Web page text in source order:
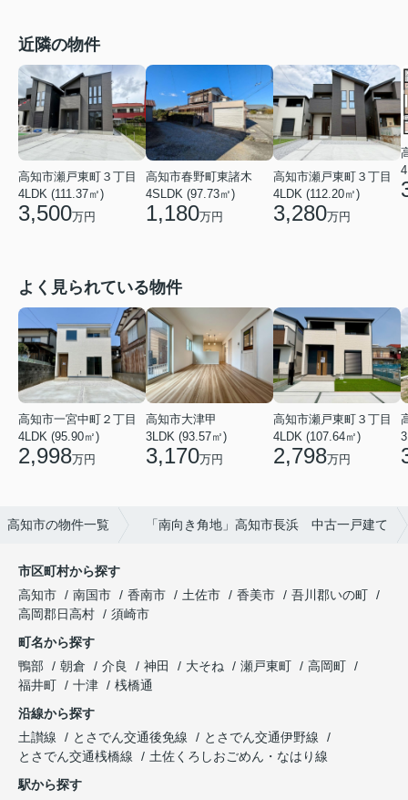
近隣の物件
高知市瀬戸東町３丁目
4LDK (111.37㎡)
3,500万円
高知市春野町東諸木
4SLDK (97.73㎡)
1,180万円
高知市瀬戸東町３丁目
4LDK (112.20㎡)
3,280万円
よく見られている物件
高知市一宮中町２丁目
4LDK (95.90㎡)
2,998万円
高知市大津甲
3LDK (93.57㎡)
3,170万円
高知市瀬戸東町３丁目
4LDK (107.64㎡)
2,798万円
高知市の物件一覧 「南向き角地」高知市長浜 中古一戸建て
市区町村から探す
高知市
南国市 香南市 土佐市 香美市
吾川郡いの町
高岡郡日高村
須崎市
町名から探す
鴨部
朝倉 介良 神田 大そね 瀬戸東町
高岡町
福井町
十津
桟橋通
沿線から探す
土讃線
とさでん交通後免線
とさでん交通伊野線
とさでん交通桟橋線
土佐くろしおごめん・なはり線
駅から探す